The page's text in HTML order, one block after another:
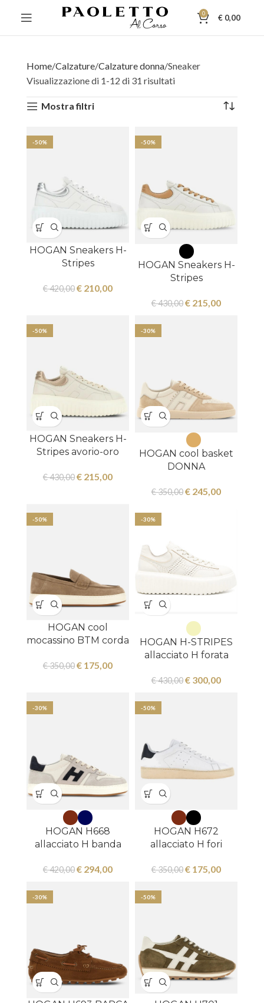
0 € 0,00
Home Calzature Calzature donna Sneaker
Visualizzazione di 1-12 di 31 risultati
Mostra filtri
-50%
HOGAN Sneakers H-
Stripes
€420,00€ 210,00
-50%
HOGAN Sneakers H-
Stripes
€430,00€ 215,00
-50%
HOGAN Sneakers H-
Stripes avorio-oro
€430,00€ 215,00
-30%
HOGAN cool basket
DONNA
€350,00€ 245,00
-50%
HOGAN cool
mocassino BTM corda
€350,00€ 175,00
-30%
HOGAN H-STRIPES
allacciato H forata
€430,00€ 300,00
-30%
HOGAN H668
allacciato H banda
€420,00€ 294,00
-50%
HOGAN H672
allacciato H fori
€350,00€ 175,00
-30% -50%